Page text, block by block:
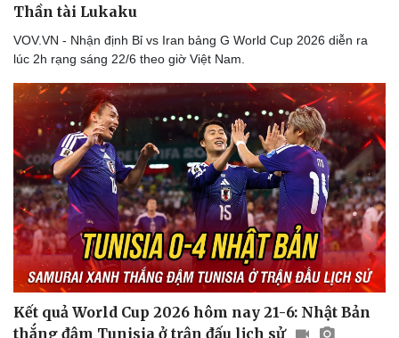
Thần tài Lukaku
VOV.VN - Nhận định Bỉ vs Iran bảng G World Cup 2026 diễn ra
lúc 2h rạng sáng 22/6 theo giờ Việt Nam.
Kết quả World Cup 2026 hôm nay 21-6: Nhật Bản
thắng đậm Tunisia ở trận đấu lịch sử